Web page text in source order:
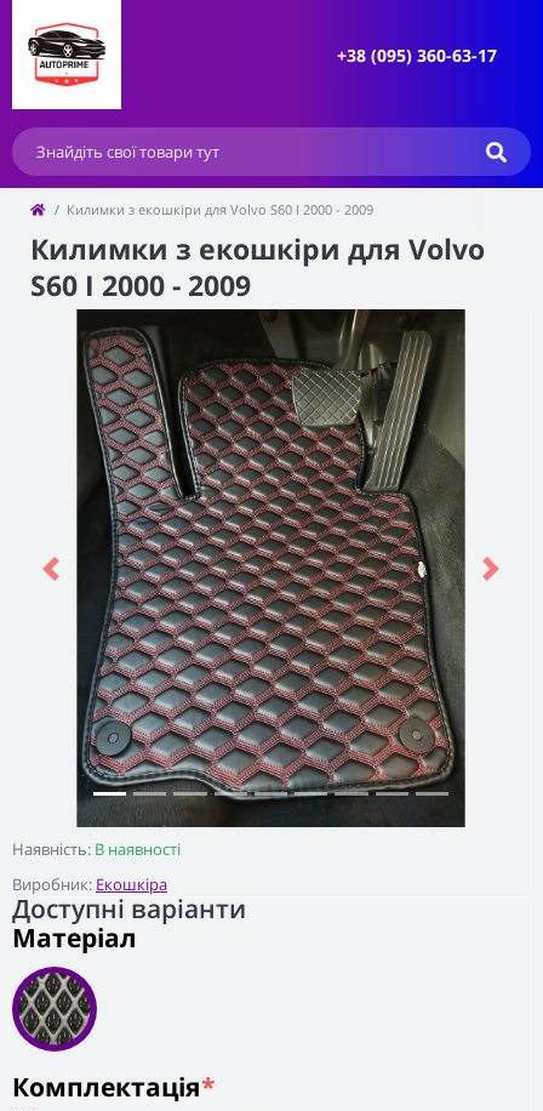
+38 (095) 360-63-17
Килимки з екошкіри для Volvo S60 I 2000 - 2009
Килимки з екошкіри для Volvo
S60 I 2000 - 2009
Наявність: В наявності
Виробник: Екошкіра
Previous Next
Доступні варіанти
Матеріал
Комплектація*